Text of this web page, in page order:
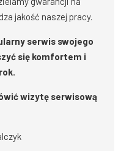
jakość naszej pracy.
serwis swojego
się komfortem i
wizytę serwisową